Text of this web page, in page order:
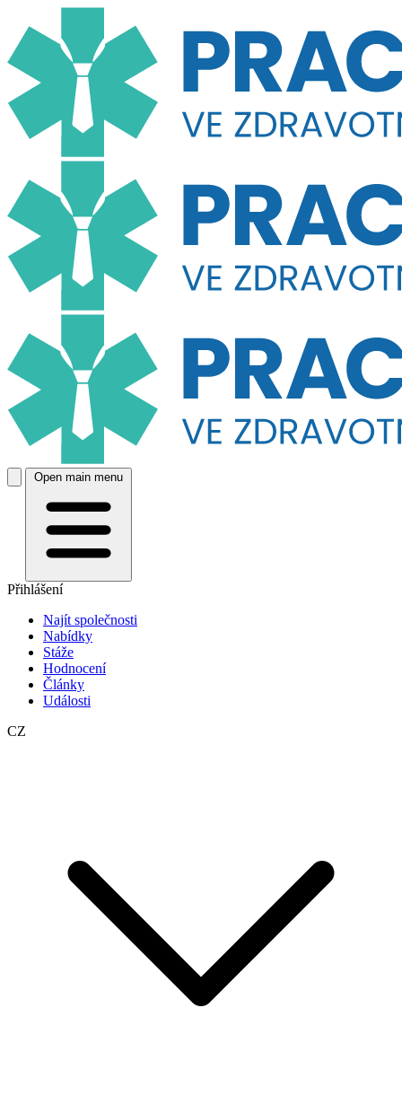
Open main menu
Přihlášení
Najít společnosti
Nabídky
Stáže
Hodnocení
Články
Události
CZ